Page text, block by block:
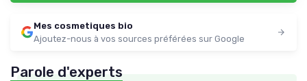
Mes cosmetiques bio
Ajoutez-nous à vos sources préférées sur Google
Parole d'experts